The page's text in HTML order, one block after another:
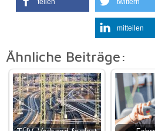
mitteilen
Ähnliche Beiträge: